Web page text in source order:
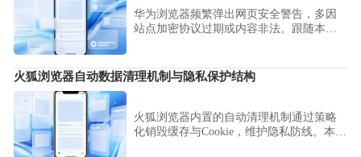
华为浏览器频繁弹出网页安全警告，多因
站点加密协议过期或内容非法。跟随本文
扰。
火狐浏览器自动数据清理机制与隐私保护结构
火狐浏览器内置的自动清理机制通过策略
化销毁缓存与Cookie，维护隐私防线。本分